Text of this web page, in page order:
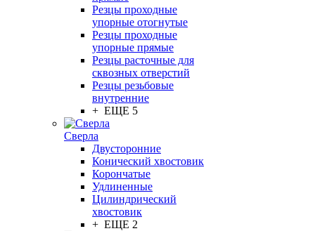
Резцы проходные
упорные отогнутые
Резцы проходные
упорные прямые
Резцы расточные для
сквозных отверстий
Резцы резьбовые
внутренние
+ ЕЩЕ 5
Сверла
Двусторонние
Конический хвостовик
Корончатые
Удлиненные
Цилиндрический
хвостовик
+ ЕЩЕ 2